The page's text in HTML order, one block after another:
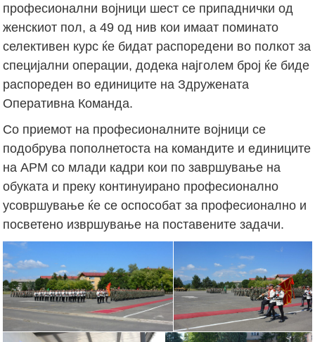
професионални војници шест се припаднички од
женскиот пол, а 49 од нив кои имаат поминато
селективен курс ќе бидат распоредени во полкот за
специјални операции, додека најголем број ќе биде
распореден во единиците на Здружената
Оперативна Команда.
Со приемот на професионалните војници се
подобрува пополнетоста на командите и единиците
на АРМ со млади кадри кои по завршување на
обуката и преку континуирано професионално
усовршување ќе се оспособат за професионално и
посветено извршување на поставените задачи.